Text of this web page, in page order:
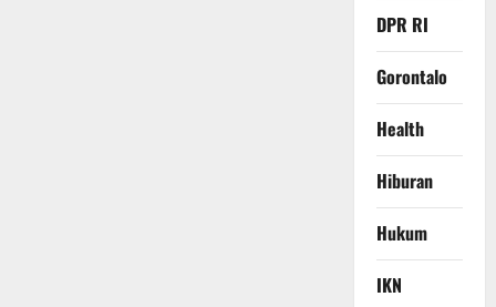
DPR RI
Gorontalo
Health
Hiburan
Hukum
IKN